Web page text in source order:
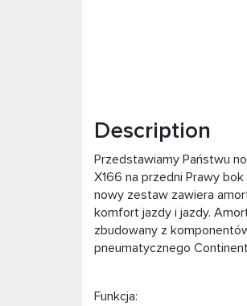
Description
Przedstawiamy Państwu
X166 na przedni Prawy
nowy zestaw zawiera
komfort jazdy i jazdy.
zbudowany z
pneumatycznego
Funkcja: